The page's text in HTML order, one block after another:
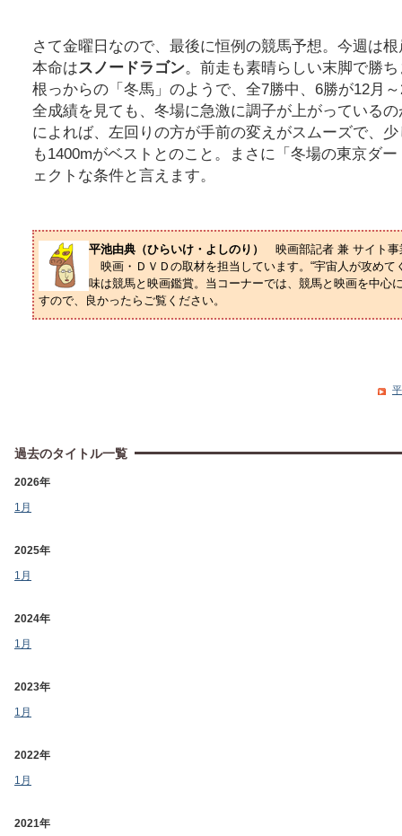
さて金曜日なので、最後に恒例の競馬予想。今週は
本命はスノードラゴン。前走も素晴らしい末脚で勝
根っからの「冬馬」のようで、全7勝中、6勝が12月
全成績を見ても、冬場に急激に調子が上がっている
によれば、左回りの方が手前の変えがスムーズで、
も1400mがベストとのこと。まさに「冬場の東京ダ
ェクトな条件と言えます。
平池由典（ひらいけ・よしのり） 映画部記者 兼 サイト
映画・ＤＶＤの取材を担当しています。“宇宙人が攻めて
味は競馬と映画鑑賞。当コーナーでは、競馬と映画を中心
すので、良かったらご覧ください。
過去のタイトル一覧
2026年
1月
2025年
1月
2024年
1月
2023年
1月
2022年
1月
2021年